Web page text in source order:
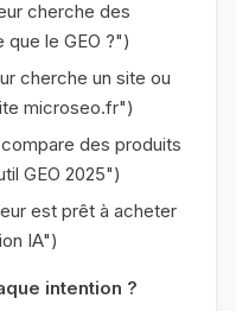
cherche des
le GEO ?")
cherche un site ou
microseo.fr")
compare des produits
GEO 2025")
est prêt à acheter
IA")
intention ?